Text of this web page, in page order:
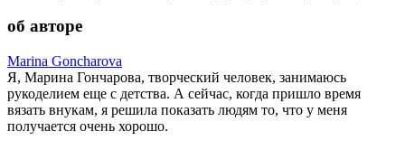
об авторе
Marina Goncharova
Я, Марина Гончарова, творческий человек, занимаюсь
рукоделием еще с детства. А сейчас, когда пришло время
вязать внукам, я решила показать людям то, что у меня
получается очень хорошо.